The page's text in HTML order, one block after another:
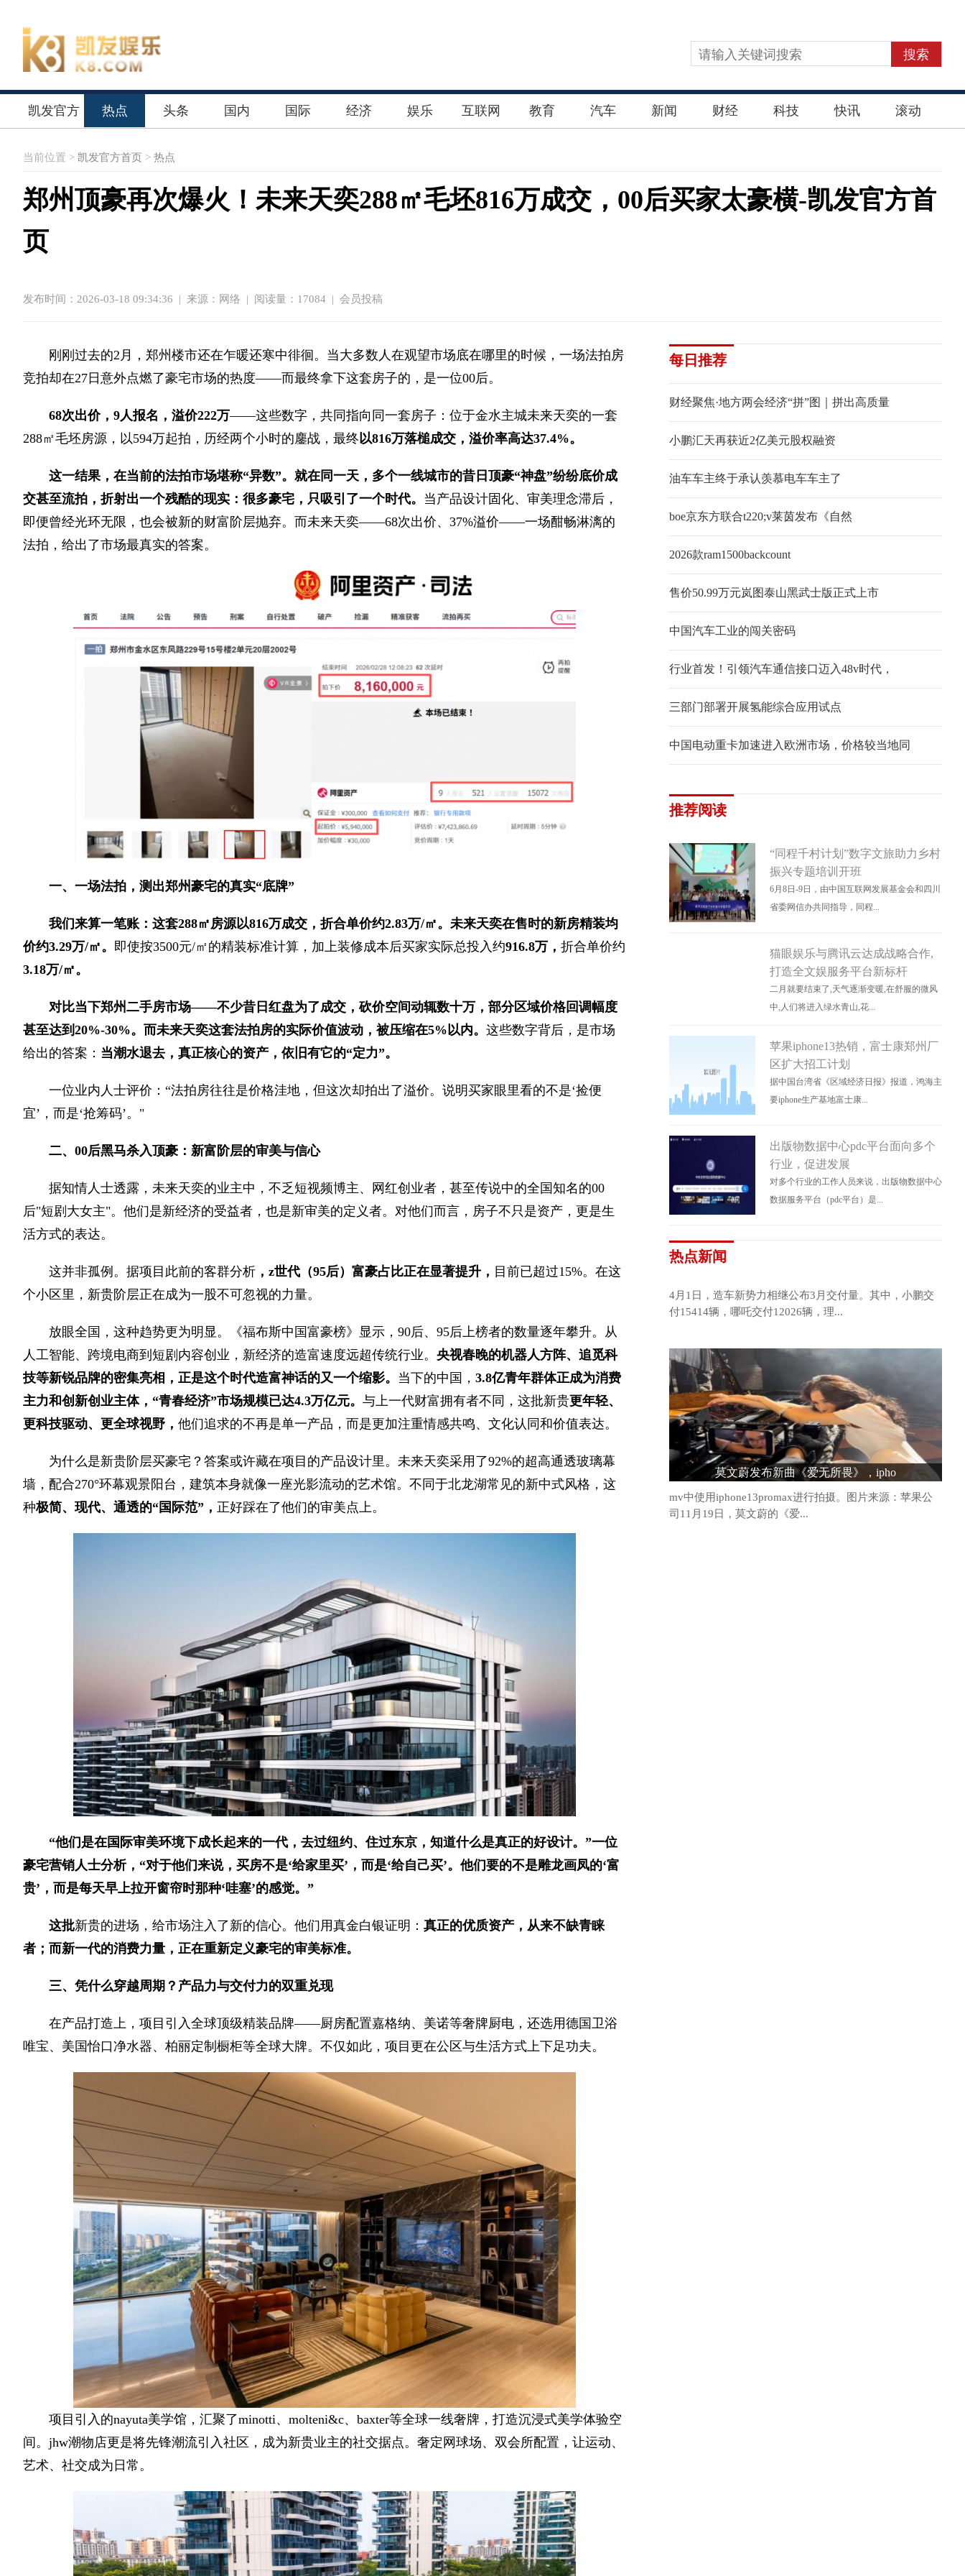
搜索
凯发官方 热点 头条 国内 国际 经济 娱乐 互联网 教育 汽车 新闻 财经 科技 快讯 滚动
当前位置 > 凯发官方首页 > 热点
郑州顶豪再次爆火！未来天奕288㎡毛坯816万成交，00后买家太豪横-凯发官方首
页
发布时间：2026-03-18 09:34:36 | 来源：网络 | 阅读量：17084 | 会员投稿
刚刚过去的2月，郑州楼市还在乍暖还寒中徘徊。当大多数人在观望市场底在哪里的时候，一场法拍房
竞拍却在27日意外点燃了豪宅市场的热度——而最终拿下这套房子的，是一位00后。
68次出价，9人报名，溢价222万——这些数字，共同指向同一套房子：位于金水主城未来天奕的一套
288㎡毛坯房源，以594万起拍，历经两个小时的鏖战，最终以816万落槌成交，溢价率高达37.4%。
这一结果，在当前的法拍市场堪称“异数”。就在同一天，多个一线城市的昔日顶豪“神盘”纷纷底价成
交甚至流拍，折射出一个残酷的现实： 很多豪宅，只吸引了一个时代。 当产品设计固化、审美理念滞后，
即便曾经光环无限，也会被新的财富阶层抛弃。而未来天奕——68次出价、37%溢价——一场酣畅淋漓的
法拍，给出了市场最真实的答案。
一、一场法拍，测出郑州豪宅的真实“底牌”
我们来算一笔账：这套288㎡房源以816万成交，折合单价约2.83万/㎡。未来天奕在售时的新房精装均
价约3.29万/㎡。 即使按3500元/㎡的精装标准计算，加上装修成本后买家实际总投入约916.8万， 折合单价约
3.18万/㎡。
对比当下郑州二手房市场——不少昔日红盘为了成交，砍价空间动辄数十万，部分区域价格回调幅度
甚至达到20%-30%。而未来天奕这套法拍房的实际价值波动，被压缩在5%以内。 这些数字背后，是市场
给出的答案： 当潮水退去，真正核心的资产，依旧有它的“定力”。
一位业内人士评价：“法拍房往往是价格洼地，但这次却拍出了溢价。说明买家眼里看的不是‘捡便
宜’，而是‘抢筹码’。"
二、00后黑马杀入顶豪：新富阶层的审美与信心
据知情人士透露，未来天奕的业主中，不乏短视频博主、网红创业者，甚至传说中的全国知名的00
后"短剧大女主"。他们是新经济的受益者，也是新审美的定义者。对他们而言，房子不只是资产，更是生
活方式的表达。
这并非孤例。据项目此前的客群分析 ，z世代（95后）富豪占比正在显著提升， 目前已超过15%。在这
个小区里，新贵阶层正在成为一股不可忽视的力量。
放眼全国，这种趋势更为明显。《福布斯中国富豪榜》显示，90后、95后上榜者的数量逐年攀升。从
人工智能、跨境电商到短剧内容创业，新经济的造富速度远超传统行业。 央视春晚的机器人方阵、追觅科
技等新锐品牌的密集亮相，正是这个时代造富神话的又一个缩影。 当下的中国， 3.8亿青年群体正成为消费
主力和创新创业主体，“青春经济”市场规模已达4.3万亿元。 与上一代财富拥有者不同，这批新贵更年轻、
更科技驱动、更全球视野， 他们追求的不再是单一产品，而是更加注重情感共鸣、文化认同和价值表达。
为什么是新贵阶层买豪宅？答案或许藏在项目的产品设计里。未来天奕采用了92%的超高通透玻璃幕
墙，配合270°环幕观景阳台，建筑本身就像一座光影流动的艺术馆。不同于北龙湖常见的新中式风格，这
种极简、现代、通透的“国际范”， 正好踩在了他们的审美点上。
“他们是在国际审美环境下成长起来的一代，去过纽约、住过东京，知道什么是真正的好设计。”一位
豪宅营销人士分析，“对于他们来说，买房不是‘给家里买’，而是‘给自己买’。 他们要的不是雕龙画凤的‘富
贵’，而是每天早上拉开窗帘时那种‘哇塞’的感觉。”
这批新贵的进场，给市场注入了新的信心。他们用真金白银证明： 真正的优质资产，从来不缺青睐
者；而新一代的消费力量，正在重新定义豪宅的审美标准。
三、凭什么穿越周期？产品力与交付力的双重兑现
在产品打造上，项目引入全球顶级精装品牌——厨房配置嘉格纳、美诺等奢牌厨电，还选用德国卫浴
唯宝、美国怡口净水器、柏丽定制橱柜等全球大牌。不仅如此，项目更在公区与生活方式上下足功夫。
项目引入的nayuta美学馆，汇聚了minotti、molteni&c、baxter等全球一线奢牌，打造沉浸式美学体验空
间。jhw潮物店更是将先锋潮流引入社区，成为新贵业主的社交据点。奢定网球场、双会所配置，让运动、
艺术、社交成为日常。
每日推荐
财经聚焦·地方两会经济“拼”图｜拼出高质量
小鹏汇天再获近2亿美元股权融资
油车车主终于承认羡慕电车车主了
boe京东方联合t220;v莱茵发布《自然
2026款ram1500backcount
售价50.99万元岚图泰山黑武士版正式上市
中国汽车工业的闯关密码
行业首发！引领汽车通信接口迈入48v时代，
三部门部署开展氢能综合应用试点
中国电动重卡加速进入欧洲市场，价格较当地同
推荐阅读
“同程千村计划”数字文旅助力乡村
振兴专题培训开班
6月8日-9日，由中国互联网发展基金会和四川
省委网信办共同指导，同程...
猫眼娱乐与腾讯云达成战略合作,
打造全文娱服务平台新标杆
二月就要结束了,天气逐渐变暖,在舒服的微风
中,人们将进入绿水青山,花...
苹果iphone13热销，富士康郑州厂
区扩大招工计划
据中国台湾省《区域经济日报》报道，鸿海主
要iphone生产基地富士康...
出版物数据中心pdc平台面向多个
行业，促进发展
对多个行业的工作人员来说，出版物数据中心
数据服务平台（pdc平台）是...
热点新闻
造车新势力格局生变：头部阵营松动，“
4月1日，造车新势力相继公布3月交付量。其中，小鹏交
付15414辆，哪吒交付12026辆，理...
莫文蔚发布新曲《爱无所畏》，ipho
mv中使用iphone13promax进行拍摄。图片来源：苹果公
司11月19日，莫文蔚的《爱...